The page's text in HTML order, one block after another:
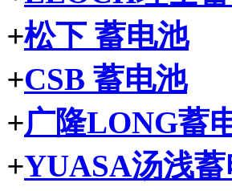
+松下 蓄电池
+CSB 蓄电池
+广隆LONG蓄
+YUASA汤浅